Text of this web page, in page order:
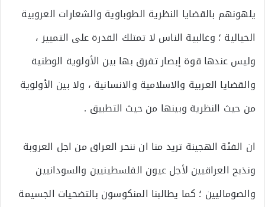
يلهونهم بالقضايا النظرية الطوباوية والشعارات العروبية
الخيالية ؛ وغالبية الناس لا تمتلك القدرة على التمييز ،
وليس عندها قوة إبصار تفرق بها بين الأولوية الوطنية
والقضايا العربية والاسلامية والانسانية ، ولا بين الأولوية
من حيث النظرية وبينها من حيث التطبيق .
ان الفئة الهجينة تريد منا ان ننحر العراق من اجل العروبة
ونذبح العراقيين لأجل عيون الفلسطينيين والسودانيين
والصوماليين ؛ كما يطالبنا المنكوسون بالتضحيات الجسيمة